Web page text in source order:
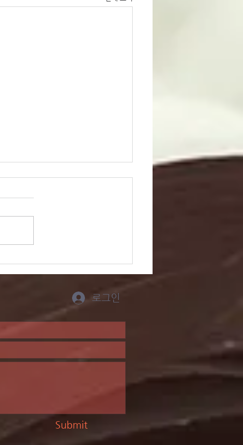
시를 잊은 성도에게 - 고구
마 / 김은지
로그인
Submit